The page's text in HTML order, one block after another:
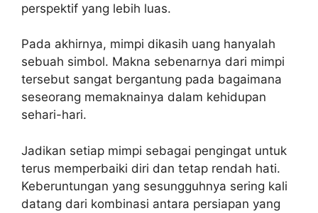
perspektif yang lebih luas.
Pada akhirnya, mimpi dikasih uang hanyalah
sebuah simbol. Makna sebenarnya dari mimpi
tersebut sangat bergantung pada bagaimana
seseorang memaknainya dalam kehidupan
sehari-hari.
Jadikan setiap mimpi sebagai pengingat untuk
terus memperbaiki diri dan tetap rendah hati.
Keberuntungan yang sesungguhnya sering kali
datang dari kombinasi antara persiapan yang